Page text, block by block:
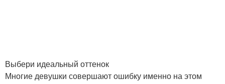
Выбери идеальный оттенок
Многие девушки совершают ошибку именно на этом